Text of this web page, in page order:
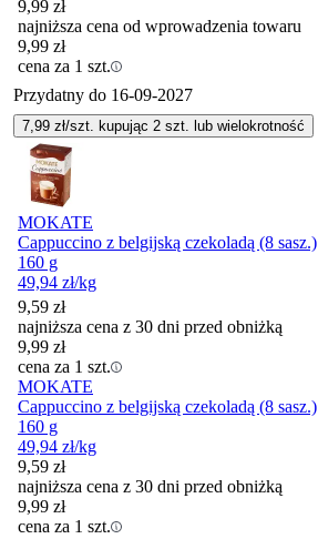
9,99 zł
najniższa cena od wprowadzenia towaru
9,99 zł
cena za 1 szt.
Przydatny do 16-09-2027
7,99 zł/szt. kupując 2 szt. lub wielokrotność
MOKATE
Cappuccino z belgijską czekoladą (8 sasz.)
160 g
49,94 zł/kg
9,59 zł
najniższa cena z 30 dni przed obniżką
9,99 zł
cena za 1 szt.
MOKATE
Cappuccino z belgijską czekoladą (8 sasz.)
160 g
49,94 zł/kg
9,59 zł
najniższa cena z 30 dni przed obniżką
9,99 zł
cena za 1 szt.